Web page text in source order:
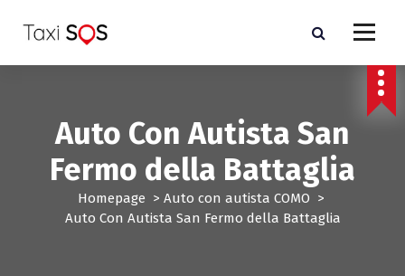
a
Auto Con Autista San
Fermo della Battaglia
Homepage > Auto con autista COMO >
Auto Con Autista San Fermo della Battaglia